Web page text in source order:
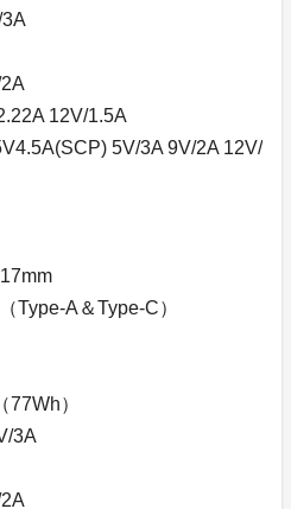
12V/1.5A
5V/3A 9V/2A 12V/
Type-A＆Type-C）
）
3A